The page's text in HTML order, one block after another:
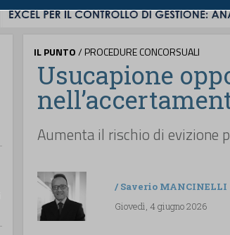
IL PUNTO/ PROCEDURE CONCORSUALI
Usucapione
Aumenta il rischio di evizione
/ Saverio MANCINELLI
Giovedì, 4 giugno 2026